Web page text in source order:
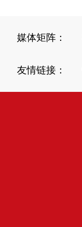
媒体矩阵：
友情链接：